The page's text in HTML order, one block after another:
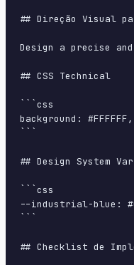
## Direção Visual
Design a precise
## CSS Technical
```css
background:
```
## Design System
```css
--industrial-blue:
```
## Checklist de